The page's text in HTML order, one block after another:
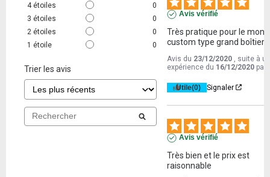
4 étoiles
0
3 étoiles
0
2 étoiles
0
1 étoile 0
Trier les avis
Avis vérifié
Très pratique pour le
custom type grand boîtier.
Avis du 23/12/2020
, suite à
expérience du 16/12/2020 par
Utile(0) Signaler
Avis vérifié
Très bien et le prix est
raisonnable